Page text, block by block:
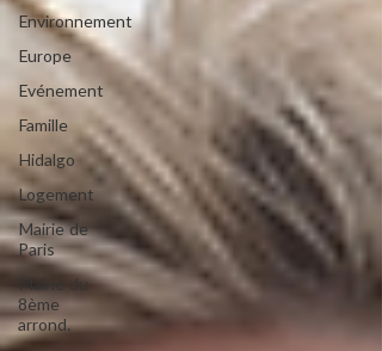
Environnement
Europe
Evénement
Famille
Hidalgo
Logement
Mairie de
Paris
Mairie du
8ème
arrond.